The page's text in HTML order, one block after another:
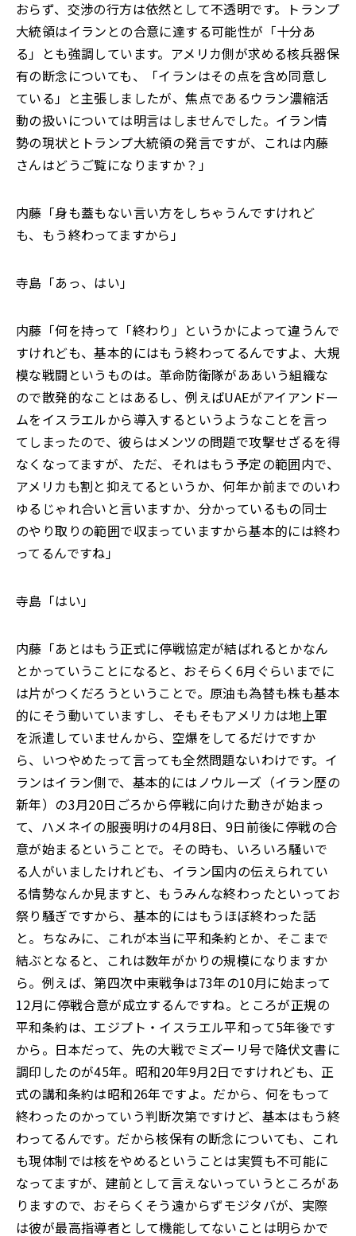
おらず、交渉の行方は依然として不透明です。トランプ
大統領はイランとの合意に達する可能性が「十分あ
る」とも強調しています。アメリカ側が求める核兵器保
有の断念についても、「イランはその点を含め同意し
ている」と主張しましたが、焦点であるウラン濃縮活
動の扱いについては明言はしませんでした。イラン情
勢の現状とトランプ大統領の発言ですが、これは内藤
さんはどうご覧になりますか？」
内藤「身も蓋もない言い方をしちゃうんですけれど
も、もう終わってますから」
寺島「あっ、はい」
内藤「何を持って「終わり」というかによって違うんで
すけれども、基本的にはもう終わってるんですよ、大規
模な戦闘というものは。革命防衛隊がああいう組織な
ので散発的なことはあるし、例えばUAEがアイアンドー
ムをイスラエルから導入するというようなことを言っ
てしまったので、彼らはメンツの問題で攻撃せざるを得
なくなってますが、ただ、それはもう予定の範囲内で、
アメリカも割と抑えてるというか、何年か前までのいわ
ゆるじゃれ合いと言いますか、分かっているもの同士
のやり取りの範囲で収まっていますから基本的には終わ
ってるんですね」
寺島「はい」
内藤「あとはもう正式に停戦協定が結ばれるとかなん
とかっていうことになると、おそらく6月ぐらいまでに
は片がつくだろうということで。原油も為替も株も基本
的にそう動いていますし、そもそもアメリカは地上軍
を派遣していませんから、空爆をしてるだけですか
ら、いつやめたって言っても全然問題ないわけです。イ
ランはイラン側で、基本的にはノウルーズ（イラン歴の
新年）の3月20日ごろから停戦に向けた動きが始まっ
て、ハメネイの服喪明けの4月8日、9日前後に停戦の合
意が始まるということで。その時も、いろいろ騒いで
る人がいましたけれども、イラン国内の伝えられてい
る情勢なんか見ますと、もうみんな終わったといってお
祭り騒ぎですから、基本的にはもうほぼ終わった話
と。ちなみに、これが本当に平和条約とか、そこまで
結ぶとなると、これは数年がかりの規模になりますか
ら。例えば、第四次中東戦争は73年の10月に始まって
12月に停戦合意が成立するんですね。ところが正規の
平和条約は、エジプト・イスラエル平和って5年後です
から。日本だって、先の大戦でミズーリ号で降伏文書に
調印したのが45年。昭和20年9月2日ですけれども、正
式の講和条約は昭和26年ですよ。だから、何をもって
終わったのかっていう判断次第ですけど、基本はもう終
わってるんです。だから核保有の断念についても、これ
も現体制では核をやめるということは実質も不可能に
なってますが、建前として言えないっていうところがあ
りますので、おそらくそう遠からずモジタバが、実際
は彼が最高指導者として機能してないことは明らかで